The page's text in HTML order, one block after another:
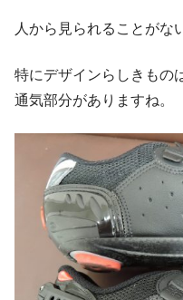
人から見られることがな
特にデザインらしきもの
通気部分がありますね。